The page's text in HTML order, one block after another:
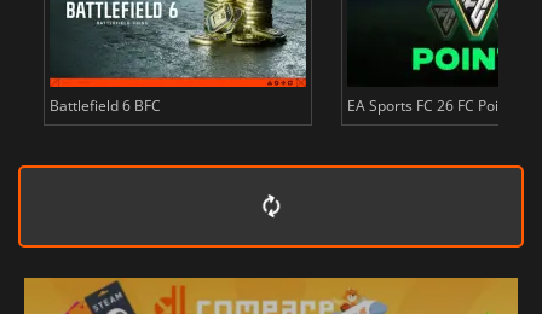
Battlefield 6 BFC EA Sports FC 26 FC Points